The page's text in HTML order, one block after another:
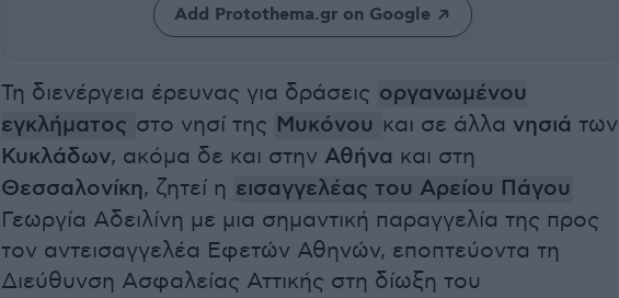
Add Protothema.gr on Google
Τη διενέργεια έρευνας για δράσεις οργανωμένου
εγκλήματος στο νησί της Μυκόνου και σε άλλα νησιά των
Κυκλάδων, ακόμα δε και στην Αθήνα και στη
Θεσσαλονίκη, ζητεί η εισαγγελέας του Αρείου Πάγου
Γεωργία Αδειλίνη με μια σημαντική παραγγελία της προς
τον αντεισαγγελέα Εφετών Αθηνών, εποπτεύοντα τη
Διεύθυνση Ασφαλείας Αττικής στη δίωξη του